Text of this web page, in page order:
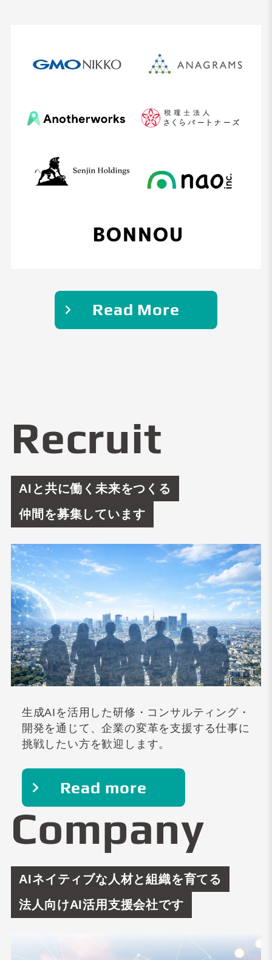
Read More
Recruit
AIと共に働く未来をつくる
仲間を募集しています
生成AIを活用した研修・コンサルティング・
開発を通じて、企業の変革を支援する仕事に
挑戦したい方を歓迎します。
Read more
Company
AIネイティブな人材と組織を育てる
法人向けAI活用支援会社です